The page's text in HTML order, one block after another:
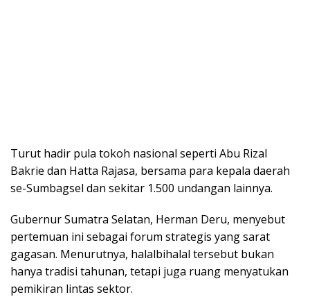
Turut hadir pula tokoh nasional seperti Abu Rizal
Bakrie dan Hatta Rajasa, bersama para kepala daerah
se-Sumbagsel dan sekitar 1.500 undangan lainnya.
Gubernur Sumatra Selatan, Herman Deru, menyebut
pertemuan ini sebagai forum strategis yang sarat
gagasan. Menurutnya, halalbihalal tersebut bukan
hanya tradisi tahunan, tetapi juga ruang menyatukan
pemikiran lintas sektor.